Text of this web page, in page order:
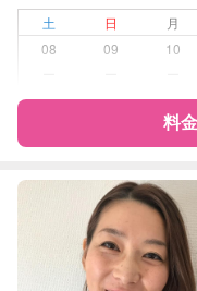
土 日 月
08
09 10
料
特徴 料金 レ
サポートの特徴